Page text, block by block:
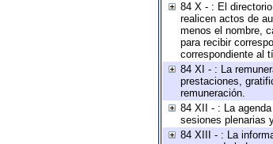
84 X - : El
realicen actos de
menos el nombre,
para recibir
correspondiente al
84 XI - : La
prestaciones,
remuneración.
84 XII - : La
sesiones plenarias
84 XIII - : La